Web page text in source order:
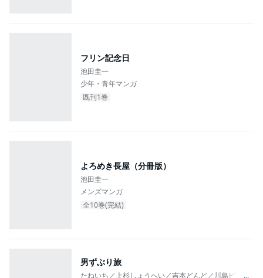
フリン記念日
池田圭一
少年・青年マンガ
既刊1巻
よろめき長屋（分冊版）
池田圭一
メンズマンガ
全10巻(完結)
男ずぶり旅
たねいち／上杉しょうへい／吉本どんど／川島ビリッジ
...